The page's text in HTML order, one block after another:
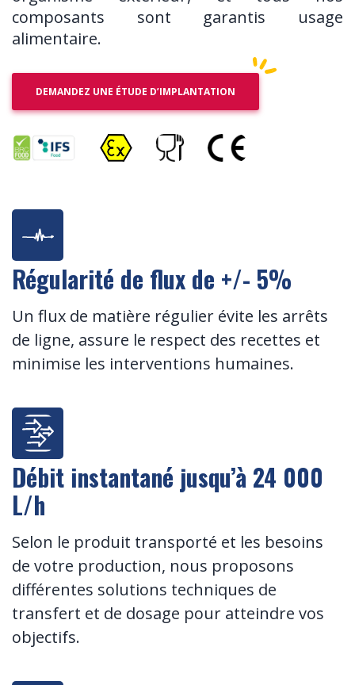
composants sont garantis usage
alimentaire.
DEMANDEZ UNE ÉTUDE D’IMPLANTATION
Régularité de flux de +/- 5%
Un flux de matière régulier évite les arrêts
de ligne, assure le respect des recettes et
minimise les interventions humaines.
Débit instantané jusqu’à 24 000
L/h
Selon le produit transporté et les besoins
de votre production, nous proposons
différentes solutions techniques de
transfert et de dosage pour atteindre vos
objectifs.